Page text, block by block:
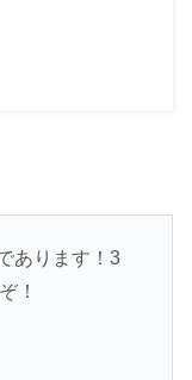
あります！3
！